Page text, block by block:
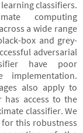
classifiers.
computing
a wide range
box and grey-
adversarial
have poor
also apply to
has access to the
classifier. We
this robustness